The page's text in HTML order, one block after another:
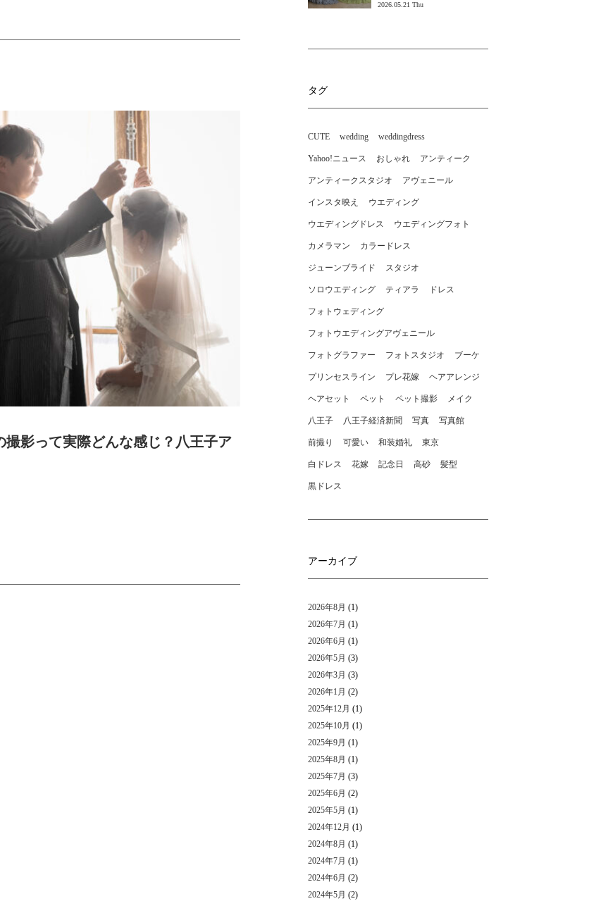
撮影って実際どんな感じ？八王子ア
2026.05.21 Thu
タグ
CUTE wedding weddingdress
Yahoo!ニュース おしゃれ アンティーク
アンティークスタジオ アヴェニール
インスタ映え ウエディング
ウエディングドレス ウエディングフォト
カメラマン カラードレス
ジューンブライド スタジオ
ソロウエディング ティアラ ドレス
フォトウェディング
フォトウエディングアヴェニール
フォトグラファー フォトスタジオ ブーケ
プリンセスライン プレ花嫁 ヘアアレンジ
ヘアセット ペット ペット撮影 メイク
八王子 八王子経済新聞 写真 写真館
前撮り 可愛い 和装婚礼 東京
白ドレス 花嫁 記念日 高砂 髪型
黒ドレス
アーカイブ
2026年8月 (1)
2026年7月 (1)
2026年6月 (1)
2026年5月 (3)
2026年3月 (3)
2026年1月 (2)
2025年12月 (1)
2025年10月 (1)
2025年9月 (1)
2025年8月 (1)
2025年7月 (3)
2025年6月 (2)
2025年5月 (1)
2024年12月 (1)
2024年8月 (1)
2024年7月 (1)
2024年6月 (2)
2024年5月 (2)